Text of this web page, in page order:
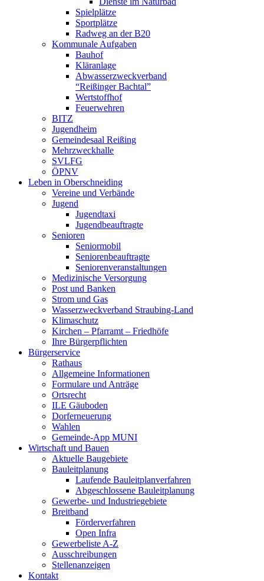
Spielplätze
Sportplätze
Radweg an der B20
Kommunale Aufgaben
Bauhof
Kläranlage
Abwasserzweckverband
“Reißinger Bachtal”
Wertstoffhof
Feuerwehren
BITZ
Jugendheim
Gemeindesaal Reißing
Mehrzweckhalle
SVLFG
ÖPNV
Leben in Oberschneiding
Vereine und Verbände
Jugend
Jugendtaxi
Jugendbeauftragte
Senioren
Seniormobil
Seniorenbeauftragte
Seniorenveranstaltungen
Medizinische Versorgung
Post und Banken
Strom und Gas
Wasserzweckverband Straubing-Land
Klimaschutz
Kirchen – Pfarramt – Friedhöfe
Ihre Bürgerpflichten
Bürgerservice
Rathaus
Allgemeine Informationen
Formulare und Anträge
Ortsrecht
ILE Gäuboden
Dorferneuerung
Wahlen
Gemeinde-App MUNI
Wirtschaft und Bauen
Aktuelle Baugebiete
Bauleitplanung
Laufende Bauleitplanverfahren
Abgeschlossene Bauleitplanung
Gewerbe- und Industriegebiete
Breitband
Förderverfahren
Open Infra
Gewerbeliste A-Z
Ausschreibungen
Stellenanzeigen
Kontakt